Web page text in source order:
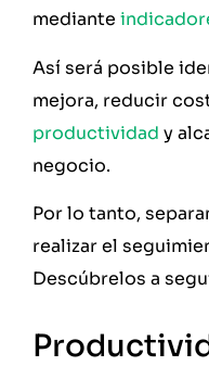
mediante
Así será posible
mejora, reducir
productividad y
negocio.
Por lo tanto,
realizar el
Descúbrelos a